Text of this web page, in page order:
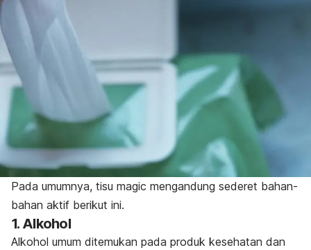
Pada umumnya, tisu magic mengandung sederet bahan-
bahan aktif berikut ini.
1. Alkohol
Alkohol umum ditemukan pada produk kesehatan dan